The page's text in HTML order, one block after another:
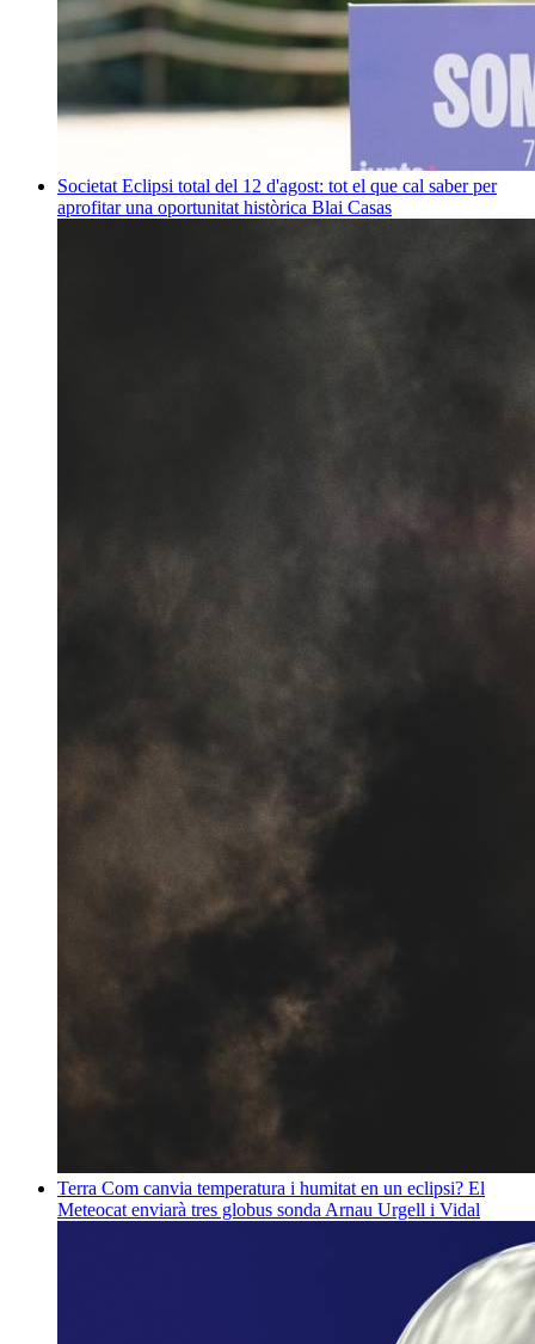
Societat Eclipsi total del 12 d'agost: tot el que cal saber per
aprofitar una oportunitat històrica Blai Casas
Terra Com canvia temperatura i humitat en un eclipsi? El
Meteocat enviarà tres globus sonda Arnau Urgell i Vidal